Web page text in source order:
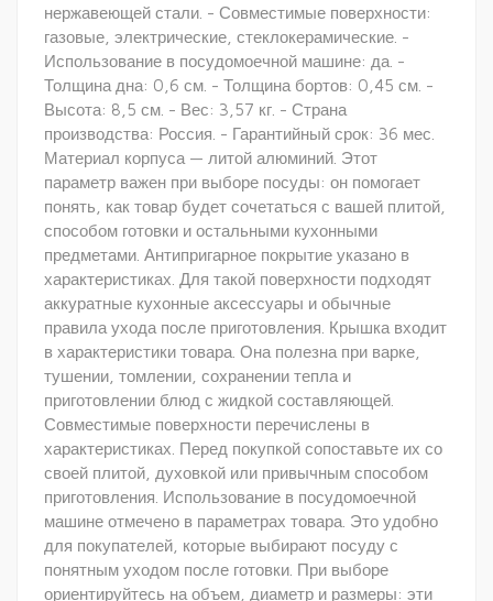
нержавеющей стали. - Совместимые поверхности:
газовые, электрические, стеклокерамические. -
Использование в посудомоечной машине: да. -
Толщина дна: 0,6 см. - Толщина бортов: 0,45 см. -
Высота: 8,5 см. - Вес: 3,57 кг. - Страна
производства: Россия. - Гарантийный срок: 36 мес.
Материал корпуса — литой алюминий. Этот
параметр важен при выборе посуды: он помогает
понять, как товар будет сочетаться с вашей плитой,
способом готовки и остальными кухонными
предметами. Антипригарное покрытие указано в
характеристиках. Для такой поверхности подходят
аккуратные кухонные аксессуары и обычные
правила ухода после приготовления. Крышка входит
в характеристики товара. Она полезна при варке,
тушении, томлении, сохранении тепла и
приготовлении блюд с жидкой составляющей.
Совместимые поверхности перечислены в
характеристиках. Перед покупкой сопоставьте их со
своей плитой, духовкой или привычным способом
приготовления. Использование в посудомоечной
машине отмечено в параметрах товара. Это удобно
для покупателей, которые выбирают посуду с
понятным уходом после готовки. При выборе
ориентируйтесь на объем, диаметр и размеры: эти